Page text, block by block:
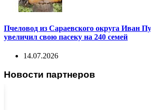
Пчеловод из Сараевского округа Иван
увеличил свою пасеку на 240 семей
14.07.2026
Новости партнеров